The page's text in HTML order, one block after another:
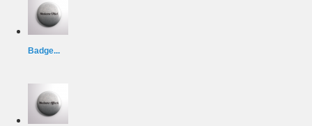
Badge...